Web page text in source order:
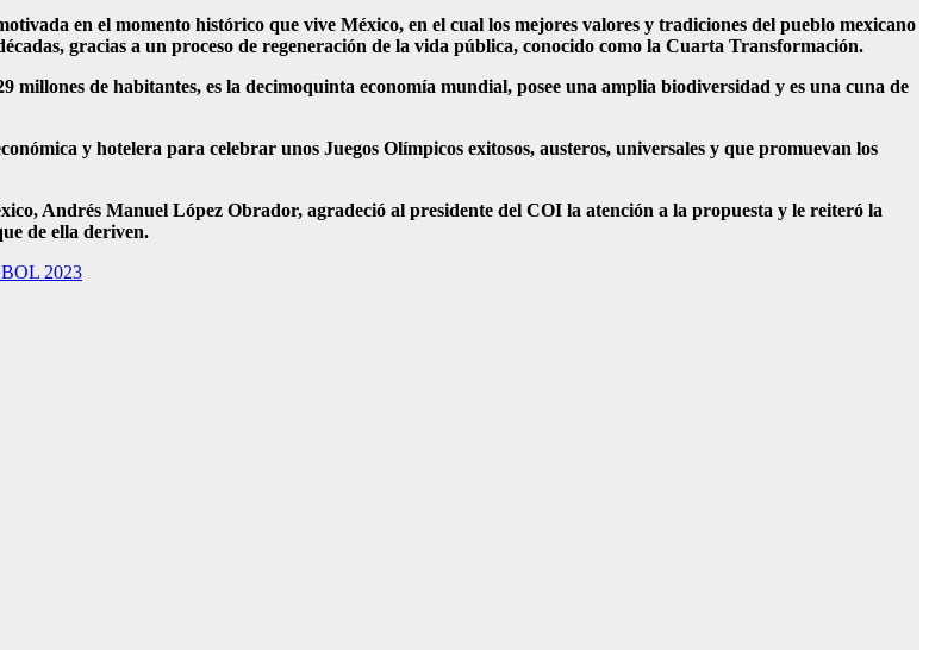
en el momento histórico que vive México, en el cual los mejores valores y tradiciones del pueblo mexicano
gracias a un proceso de regeneración de la vida pública, conocido como la Cuarta Transformación.
de habitantes, es la decimoquinta economía mundial, posee una amplia biodiversidad y es una cuna de
y hotelera para celebrar unos Juegos Olímpicos exitosos, austeros, universales y que promuevan los
Andrés Manuel López Obrador, agradeció al presidente del COI la atención a la propuesta y le reiteró la
de ella deriven.
2023